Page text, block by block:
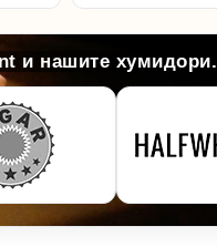
и нашите хумидори.